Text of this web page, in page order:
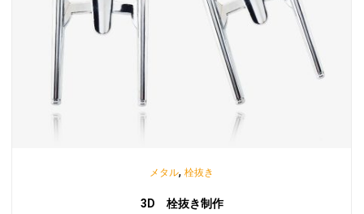
メタル, 栓抜き
3D 栓抜き制作